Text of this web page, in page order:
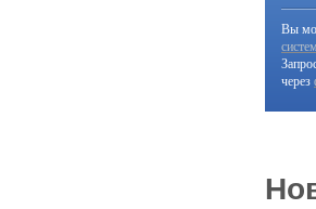
Вы
через